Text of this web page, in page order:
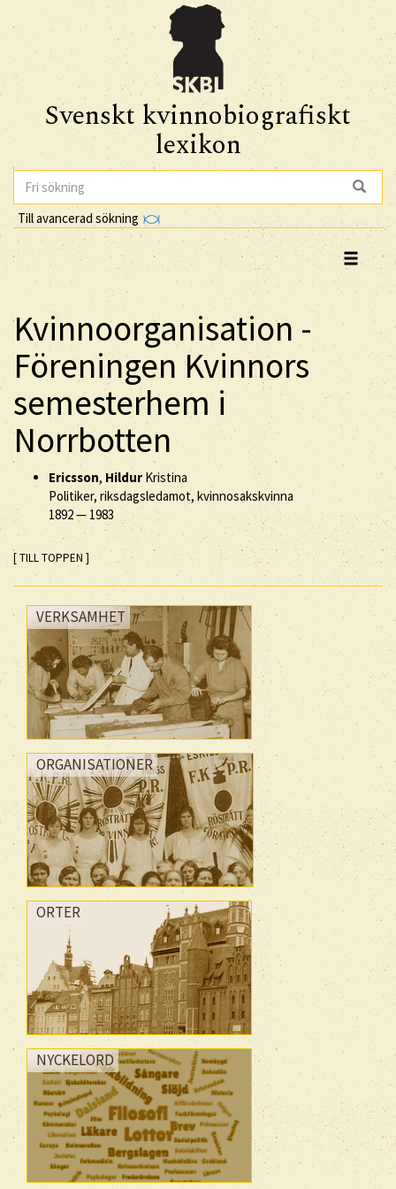
Svenskt kvinnobiografiskt
lexikon
Till avancerad sökning
Kvinnoorganisation -
Föreningen Kvinnors
semesterhem i
Norrbotten
Ericsson, HildurKristina
Politiker, riksdagsledamot, kvinnosakskvinna
1892— 1983
[ TILL TOPPEN ]
VERKSAMHET
ORGANISATIONER
ORTER
NYCKELORD